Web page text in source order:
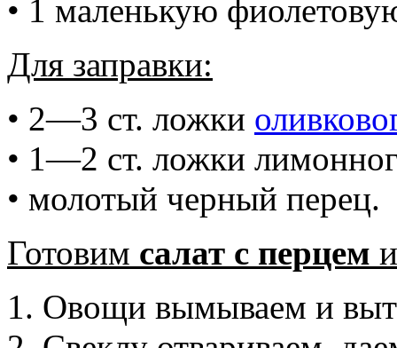
• 1 маленькую
Для заправки:
• 2—3 ст. ложки
• 1—2 ст. ложки
• молотый черный перец.
Готовим салат с перцем
1. Овощи вымываем и